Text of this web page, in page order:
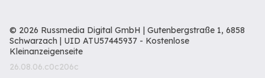
© 2026 Russmedia Digital GmbH | Gutenbergstraße 1, 6858
Schwarzach | UID ATU57445937 - Kostenlose
Kleinanzeigenseite
26.08.06.c0c206c